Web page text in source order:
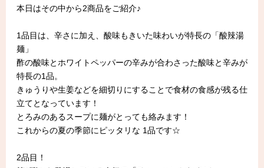
本日はその中から2商品をご紹介♪
1品目は、辛さに加え、酸味もきいた味わいが特長の「酸辣湯
麺」
酢の酸味とホワイトペッパーの辛みが合わさった酸味と辛みが
特長の1品。
きゅうりや生姜などを細切りにすることで食材の食感が残る仕
立てとなっています！
とろみのあるスープに麺がとっても絡みます！
これからの夏の季節にピッタリな 1品です☆
2品目！